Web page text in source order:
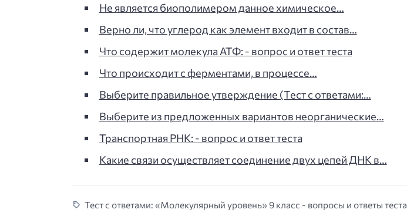
Не является биополимером данное химическое…
Верно ли, что углерод как элемент входит в состав…
Что содержит молекула АТФ: - вопрос и ответ теста
Что происходит с ферментами, в процессе…
Выберите правильное утверждение (Тест с ответами:…
Выберите из предложенных вариантов неорганические…
Транспортная РНК: - вопрос и ответ теста
Какие связи осуществляет соединение двух цепей ДНК в…
Тест с ответами: «Молекулярный уровень» 9 класс - вопросы и ответы теста